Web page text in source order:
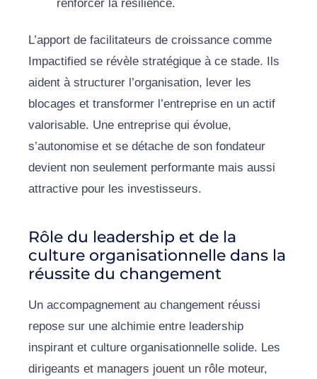
renforcer la résilience.
L’apport de facilitateurs de croissance comme
Impactified se révèle stratégique à ce stade. Ils
aident à structurer l’organisation, lever les
blocages et transformer l’entreprise en un actif
valorisable. Une entreprise qui évolue,
s’autonomise et se détache de son fondateur
devient non seulement performante mais aussi
attractive pour les investisseurs.
Rôle du leadership et de la
culture organisationnelle dans la
réussite du changement
Un accompagnement au changement réussi
repose sur une alchimie entre leadership
inspirant et culture organisationnelle solide. Les
dirigeants et managers jouent un rôle moteur,